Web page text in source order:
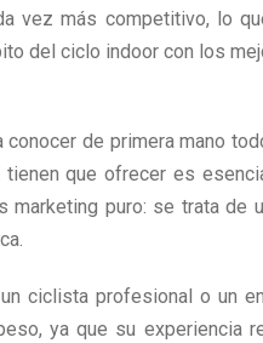
vez más competitivo, lo
del ciclo indoor con los
de primera mano
que ofrecer es
puro: se trata de
ciclista profesional o un
ya que su experiencia